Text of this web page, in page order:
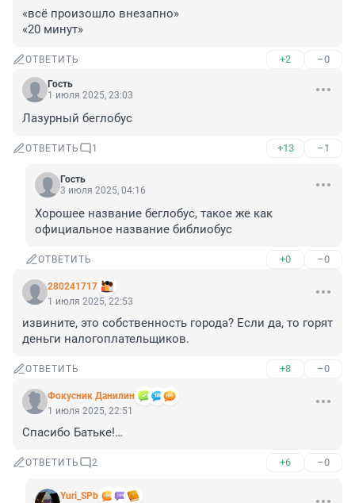
«всё произошло внезапно»
«20 минут»
ОТВЕТИТЬ +2 –0
Гость
1 июля 2025, 23:03
Лазурный беглобус
ОТВЕТИТЬ 1 +13 –1
Гость
3 июля 2025, 04:16
Хорошее название беглобус, такое же как
официальное название библиобус
ОТВЕТИТЬ +0 –0
280241717
1 июля 2025, 22:53
извините, это собственность города? Если да, то горят
деньги налогоплательщиков.
ОТВЕТИТЬ +8 –0
Фокусник Данилин
1 июля 2025, 22:51
Спасибо Батьке!…
ОТВЕТИТЬ 2 +6 –0
Yuri_SPb